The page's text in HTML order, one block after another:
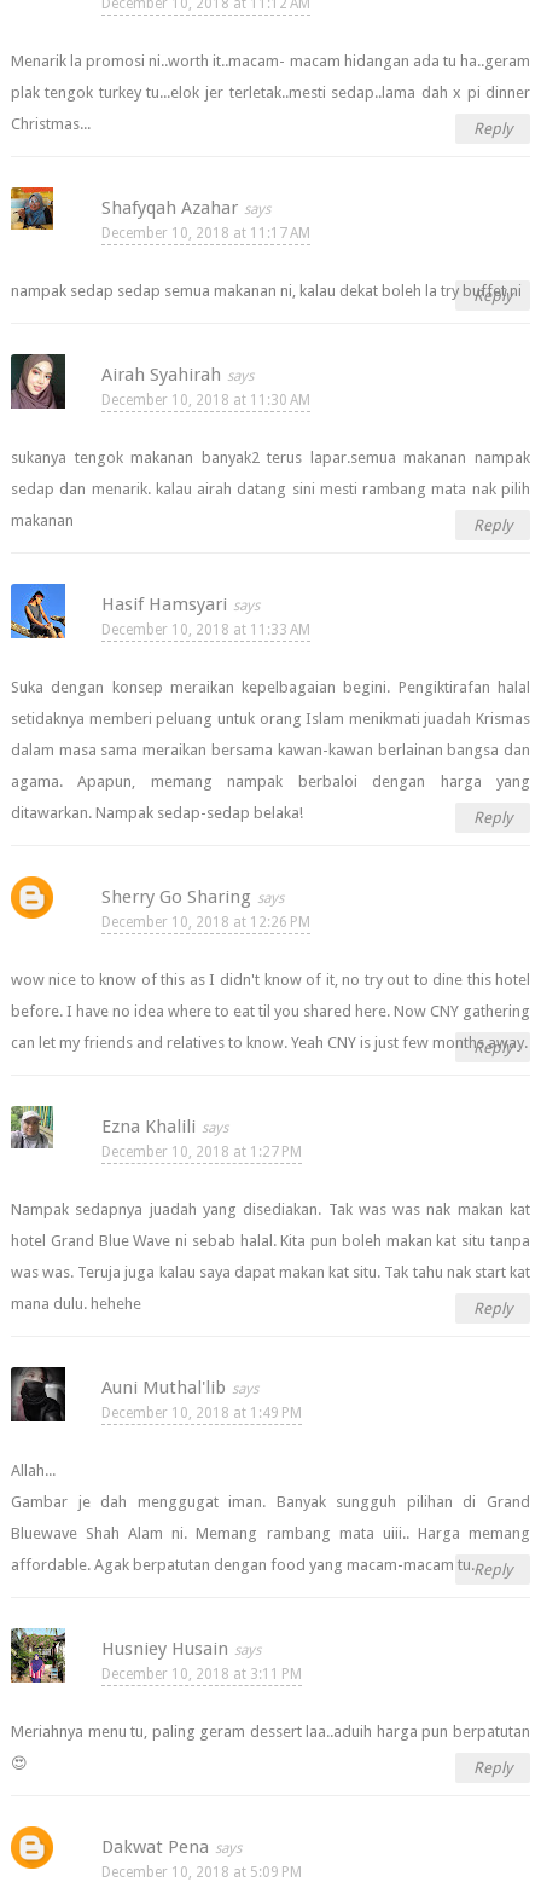
Menarik la promosi ni..worth it..macam- macam hidangan ada tu ha..geram
plak tengok turkey tu...elok jer terletak..mesti sedap..lama dah x pi dinner
Christmas...
Reply
Shafyqah Azahar
December 10, 2018 at 11:17 AM
nampak sedap sedap semua makanan ni, kalau dekat boleh la try buffet ni
Reply
Airah Syahirah
December 10, 2018 at 11:30 AM
sukanya tengok makanan banyak2 terus lapar.semua makanan nampak
sedap dan menarik. kalau airah datang sini mesti rambang mata nak pilih
makanan
Reply
Hasif Hamsyari
December 10, 2018 at 11:33 AM
Suka dengan konsep meraikan kepelbagaian begini. Pengiktirafan halal
setidaknya memberi peluang untuk orang Islam menikmati juadah Krismas
dalam masa sama meraikan bersama kawan-kawan berlainan bangsa dan
agama. Apapun, memang nampak berbaloi dengan harga yang
ditawarkan. Nampak sedap-sedap belaka!
Reply
Sherry Go Sharing
December 10, 2018 at 12:26 PM
wow nice to know of this as I didn't know of it, no try out to dine this hotel
before. I have no idea where to eat til you shared here. Now CNY gathering
can let my friends and relatives to know. Yeah CNY is just few months away.
Reply
Ezna Khalili
December 10, 2018 at 1:27 PM
Nampak sedapnya juadah yang disediakan. Tak was was nak makan kat
hotel Grand Blue Wave ni sebab halal. Kita pun boleh makan kat situ tanpa
was was. Teruja juga kalau saya dapat makan kat situ. Tak tahu nak start kat
mana dulu. hehehe
Reply
Auni Muthal'lib
December 10, 2018 at 1:49 PM
Allah...
Gambar je dah menggugat iman. Banyak sungguh pilihan di Grand
Bluewave Shah Alam ni. Memang rambang mata uiii.. Harga memang
affordable. Agak berpatutan dengan food yang macam-macam tu.Reply
Husniey Husain
December 10, 2018 at 3:11 PM
Meriahnya menu tu, paling geram dessert laa..aduih harga pun berpatutan
😍
Reply
Dakwat Pena
December 10, 2018 at 5:09 PM